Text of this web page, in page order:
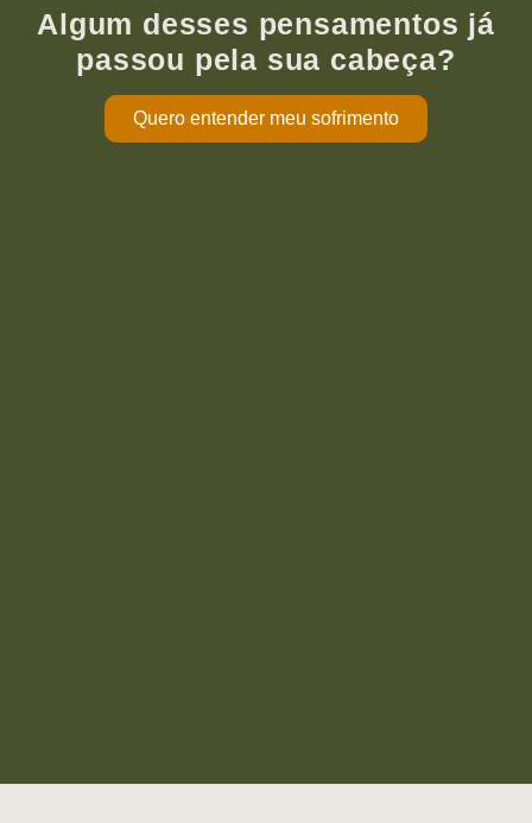
Algum desses pensamentos já
passou pela sua cabeça?
Quero entender meu sofrimento